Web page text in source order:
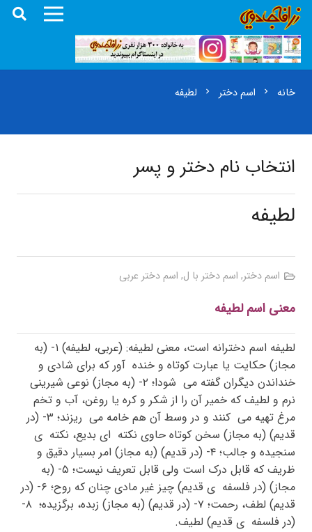
خانه chevron_right اسم دختر chevron_right لطیفه
انتخاب نام دختر و پسر
لطیفه
اسم دختر, اسم دختر با ل, اسم دختر عربی
معنی اسم لطیفه
لطیفه اسم دخترانه است، معنی لطیفه: (عربی، لطیفه) ۱- (به
مجاز) حکایت یا عبارت کوتاه و خنده آور که برای شادی و
خنداندن دیگران گفته می
شودا؛ ۲- (به مجاز) نوعی شیرینی
نرم و لطیف که خمیر آن را از شکر و کره یا روغن، آب و تخم
مرغ تهیه می کنند و در وسط آن هم خامه می
ریزند؛ ۳- (در
قدیم) (به مجاز) سخن کوتاه حاوی نکته ای بدیع، نکته ی
سنجیده و جالب؛ ۴- (در قدیم) (به مجاز) امر بسیار دقیق و
ظریف که قابل درک است ولی قابل تعریف نیست؛ ۵- (به
مجاز) (در فلسفه
ی قدیم) چیز غیر مادی چنان که روح؛ ۶- (در
قدیم) لطف، رحمت؛ ۷- (در قدیم) (به مجاز) زبده، برگزیده؛
۸-
(در فلسفه ی قدیم) لطیف.